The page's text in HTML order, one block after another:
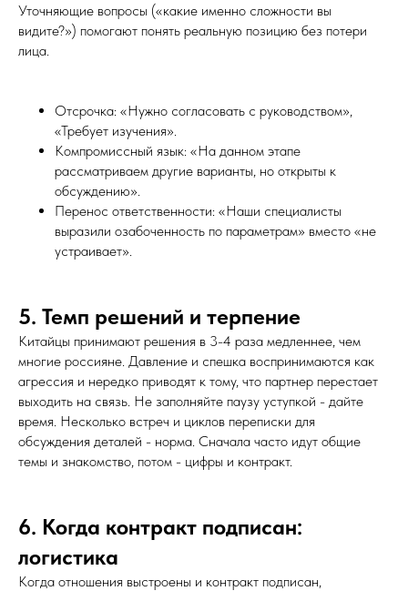
Уточняющие вопросы («какие именно сложности вы
видите?») помогают понять реальную позицию без потери
лица.
Отсрочка: «Нужно согласовать с руководством»,
«Требует изучения».
Компромиссный язык: «На данном этапе
рассматриваем другие варианты, но открыты к
обсуждению».
Перенос ответственности: «Наши специалисты
выразили озабоченность по параметрам» вместо «не
устраивает».
5. Темп решений и терпение
Китайцы принимают решения в 3-4 раза медленнее, чем
многие россияне. Давление и спешка воспринимаются как
агрессия и нередко приводят к тому, что партнер перестает
выходить на связь. Не заполняйте паузу уступкой - дайте
время. Несколько встреч и циклов переписки для
обсуждения деталей - норма. Сначала часто идут общие
темы и знакомство, потом - цифры и контракт.
6. Когда контракт подписан:
логистика
Когда отношения выстроены и контракт подписан,